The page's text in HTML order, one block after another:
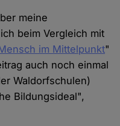
meine
beim Vergleich mit
im Mittelpunkt"
auch noch einmal
Waldorfschulen)
Bildungsideal",